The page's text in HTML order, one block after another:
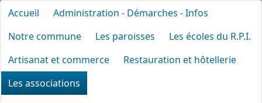
Accueil
Administration - Démarches - Infos
Notre commune
Les paroisses
Les écoles du R.P.I.
Artisanat et commerce
Restauration et hôtellerie
Les associations